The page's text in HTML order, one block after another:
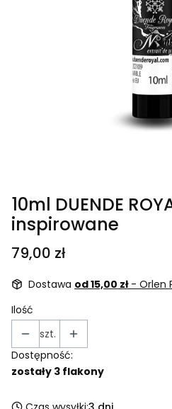
10ml DUENDE
inspirowane
Cena
79,00 zł
Dostawa od 15,00 zł - Orlen
Ilość
szt.
Dostępność:
zostały 3 flakony